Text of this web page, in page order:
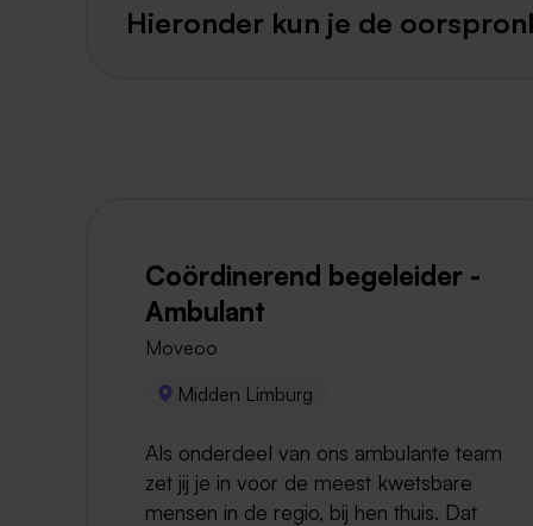
Hieronder kun je de
Coördinerend begeleider -
Ambulant
Moveoo
Midden Limburg
Als onderdeel van ons ambulante team
zet jij je in voor de meest kwetsbare
mensen in de regio, bij hen thuis. Dat